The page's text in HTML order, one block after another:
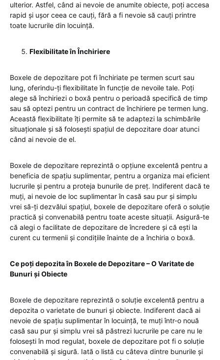
ulterior. Astfel, când ai nevoie de anumite obiecte, poți accesa
rapid și ușor ceea ce cauți, fără a fi nevoie să cauți printre
toate lucrurile din locuință.
Flexibilitate în Închiriere
Boxele de depozitare pot fi închiriate pe termen scurt sau
lung, oferindu-ți flexibilitate în funcție de nevoile tale. Poți
alege să închiriezi o boxă pentru o perioadă specifică de timp
sau să optezi pentru un contract de închiriere pe termen lung.
Această flexibilitate îți permite să te adaptezi la schimbările
situaționale și să folosești spațiul de depozitare doar atunci
când ai nevoie de el.
Boxele de depozitare reprezintă o opțiune excelentă pentru a
beneficia de spațiu suplimentar, pentru a organiza mai eficient
lucrurile și pentru a proteja bunurile de preț. Indiferent dacă te
muți, ai nevoie de loc suplimentar în casă sau pur și simplu
vrei să-ți dezvălui spațiul, boxele de depozitare oferă o soluție
practică și convenabilă pentru toate aceste situații. Asigură-te
că alegi o facilitate de depozitare de încredere și că ești la
curent cu termenii și condițiile înainte de a închiria o boxă.
Ce poți depozita în Boxele de Depozitare – O Varitate de
Bunuri și Obiecte
Boxele de depozitare reprezintă o soluție excelentă pentru a
depozita o varietate de bunuri și obiecte. Indiferent dacă ai
nevoie de spațiu suplimentar în locuință, te muți într-o nouă
casă sau pur și simplu vrei să păstrezi lucrurile pe care nu le
folosești în mod regulat, boxele de depozitare pot fi o soluție
convenabilă și sigură. Iată o listă cu câteva dintre bunurile și